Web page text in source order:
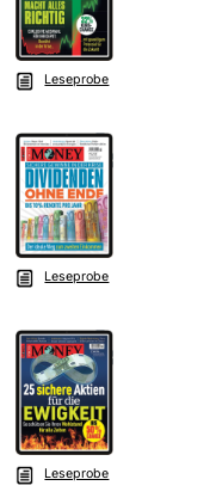
Leseprobe
Leseprobe
Leseprobe